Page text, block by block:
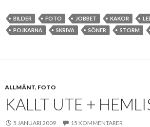
BILDER FOTO JOBBET KAKOR
POJKARNA
SKRIVA SÖNER STORM
ALLMÄNT, FOTO
KALLT UTE +
5 JANUARI 2009 15 KOMMENTARER